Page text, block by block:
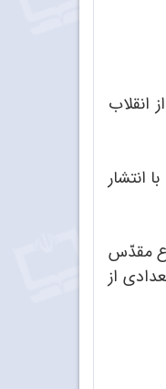
از انقلاب
انتشار
مقدّس
از